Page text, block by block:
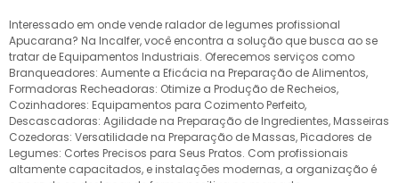
Interessado em onde vende ralador de legumes profissional
Apucarana? Na Incalfer, você encontra a solução que busca ao se
tratar de Equipamentos Industriais. Oferecemos serviços como
Branqueadores: Aumente a Eficácia na Preparação de Alimentos,
Formadoras Recheadoras: Otimize a Produção de Recheios,
Cozinhadores: Equipamentos para Cozimento Perfeito,
Descascadoras: Agilidade na Preparação de Ingredientes, Masseiras
Cozedoras: Versatilidade na Preparação de Massas, Picadores de
Legumes: Cortes Precisos para Seus Pratos. Com profissionais
altamente capacitados, e instalações modernas, a organização é